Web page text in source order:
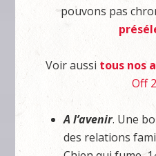
pouvons pas
Voir aussi tous nos
Off
A l’avenir. Une
des relations